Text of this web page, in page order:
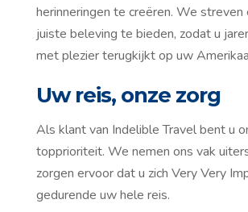
herinneringen te creëren. We streven
juiste beleving te bieden, zodat u
met plezier terugkijkt op uw
Uwreis, onze zorg
Als klant van Indelible Travel bent u
topprioriteit. We nemen ons vak
zorgen ervoor dat u zich Very Very
gedurende uw hele reis.